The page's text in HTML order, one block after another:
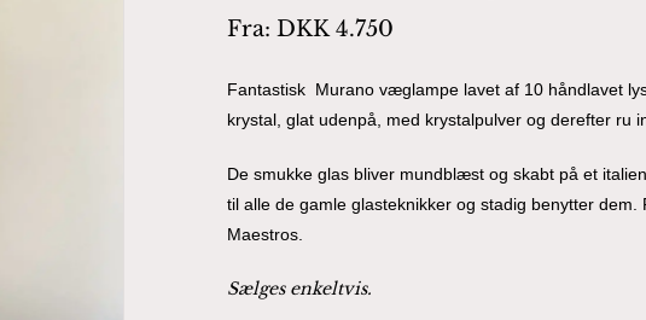
Fra: DKK4.750
Fantastisk Murano væglampe lavet af 10 håndlavet
krystal, glat udenpå, med krystalpulver og derefter ru
De smukke glas bliver mundblæst og skabt på et
til alle de gamle glasteknikker og stadig benytter
Maestros.
Sælges enkeltvis.